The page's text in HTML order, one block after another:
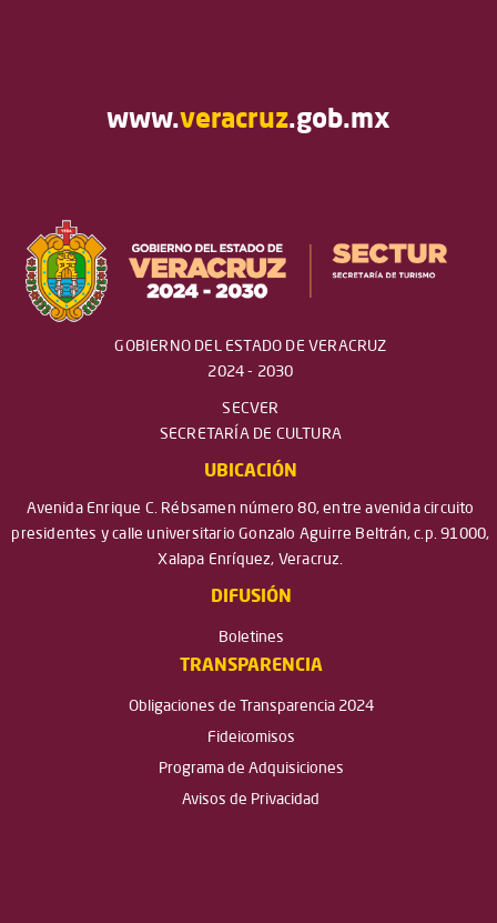
www.veracruz.gob.mx
GOBIERNO DEL ESTADO DE VERACRUZ
2024 - 2030
SECVER
SECRETARÍA DE CULTURA
UBICACIÓN
Avenida Enrique C. Rébsamen número 80, entre avenida circuito
presidentes y calle universitario Gonzalo Aguirre Beltrán, c.p. 91000,
Xalapa Enríquez, Veracruz.
DIFUSIÓN
Boletines
TRANSPARENCIA
Obligaciones de Transparencia 2024
Fideicomisos
Programa de Adquisiciones
Avisos de Privacidad